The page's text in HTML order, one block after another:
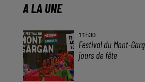
A LA UNE
11h30
Festival du Mont-
jours de fête